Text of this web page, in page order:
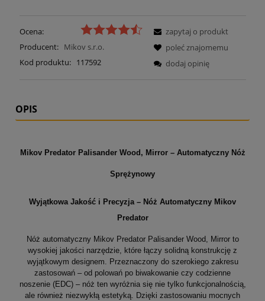
Ocena:
Producent: Mikov s.r.o.
Kod produktu: 117592
zapytaj o produkt
poleć znajomemu
dodaj opinię
OPIS
Mikov Predator Palisander Wood, Mirror – Automatyczny Nóż
Sprężynowy
Wyjątkowa Jakość i Precyzja – Nóż Automatyczny Mikov
Predator
Nóż automatyczny Mikov Predator Palisander Wood, Mirror to
wysokiej jakości narzędzie, które łączy solidną konstrukcję z
wyjątkowym designem. Przeznaczony do szerokiego zakresu
zastosowań – od polowań po biwakowanie czy codzienne
noszenie (EDC) – nóż ten wyróżnia się nie tylko funkcjonalnością,
ale również niezwykłą estetyką. Dzięki zastosowaniu mocnych